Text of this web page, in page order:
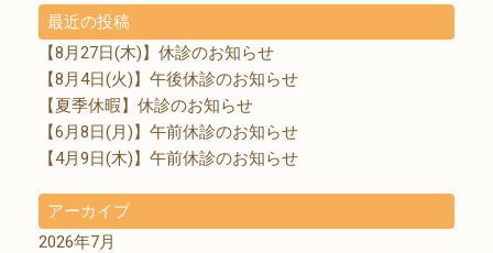
最近の投稿
【8月27日(木)】休診のお知らせ
【8月4日(火)】午後休診のお知らせ
【夏季休暇】休診のお知らせ
【6月8日(月)】午前休診のお知らせ
【4月9日(木)】午前休診のお知らせ
アーカイブ
2026年7月